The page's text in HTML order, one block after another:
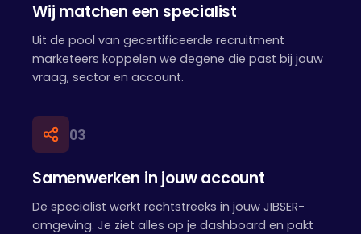
Wij matchen een specialist
Uit de pool van gecertificeerde recruitment
marketeers koppelen we degene die past bij jouw
vraag, sector en account.
03
Samenwerken in jouw account
De specialist werkt rechtstreeks in jouw JIBSER-
omgeving. Je ziet alles op je dashboard en pakt